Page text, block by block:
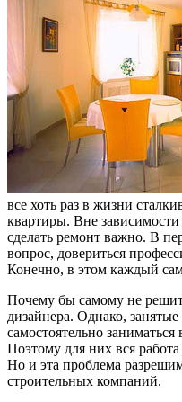
все хоть раз в жизни
квартиры. Вне зависимости
сделать ремонт важно. В
вопрос, довериться
Конечно, в этом каждый
Почему бы самому не
дизайнера. Однако,
самостоятельно
Поэтому для них вся
Но и эта проблема
строительных компаний.